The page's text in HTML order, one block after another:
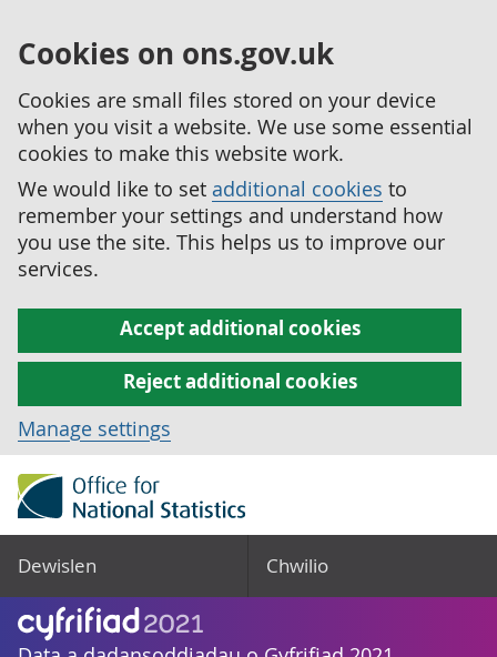
Cookies on ons.gov.uk
Cookies are small files stored on your device
when you visit a website. We use some essential
cookies to make this website work.
We would like to set additional cookies to
remember your settings and understand how
you use the site. This helps us to improve our
services.
Accept additional cookies
Reject additional cookies
Manage settings
Dewislen Chwilio